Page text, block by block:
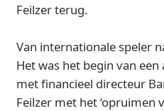
Feilzer terug.
Van internationale speler
Het was het begin van
met financieel directeur
Feilzer met het ‘opruimen